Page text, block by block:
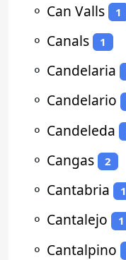
⚬ Can Valls 1
⚬ Canals 1
⚬ Candelaria
⚬ Candelario
⚬ Candeleda
⚬ Cangas 2
⚬ Cantabria 1
⚬ Cantalejo 1
⚬ Cantalpino